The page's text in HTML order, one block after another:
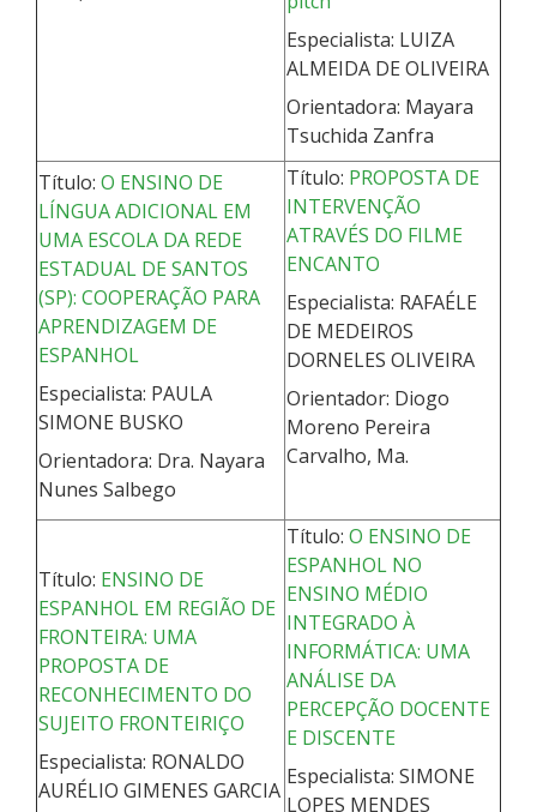
Especialista: LUIZA
ALMEIDA DE OLIVEIRA
Orientadora: Mayara
Tsuchida Zanfra
Título: O ENSINO DE
LÍNGUA ADICIONAL EM
UMA ESCOLA DA REDE
ESTADUAL DE SANTOS
(SP): COOPERAÇÃO PARA
APRENDIZAGEM DE
ESPANHOL
Especialista: PAULA
SIMONE BUSKO
Orientadora: Dra. Nayara
Nunes Salbego
Título: PROPOSTA DE
INTERVENÇÃO
ATRAVÉS DO FILME
ENCANTO
Especialista: RAFAÉLE
DE MEDEIROS
DORNELES OLIVEIRA
Orientador: Diogo
Moreno Pereira
Carvalho, Ma.
Título: ENSINO DE
ESPANHOL EM REGIÃO DE
FRONTEIRA: UMA
PROPOSTA DE
RECONHECIMENTO DO
SUJEITO FRONTEIRIÇO
Especialista: RONALDO
AURÉLIO GIMENES GARCIA
Título: O ENSINO DE
ESPANHOL NO
ENSINO MÉDIO
INTEGRADO À
INFORMÁTICA: UMA
ANÁLISE DA
PERCEPÇÃO DOCENTE
E DISCENTE
Especialista: SIMONE
LOPES MENDES